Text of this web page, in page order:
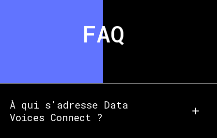
FAQ
À qui s’adresse Data
Voices Connect ?